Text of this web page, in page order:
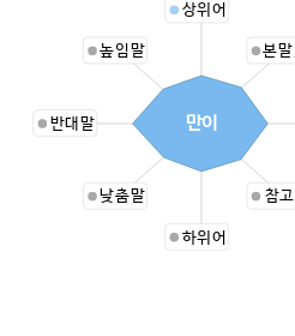
상위어
본
참
하위어
낮춤말
반대말
높임말
만이